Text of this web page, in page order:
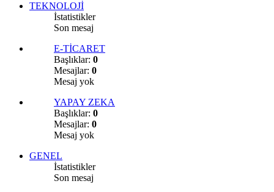
TEKNOLOJİ
İstatistikler
Son mesaj
E-TİCARET
Başlıklar: 0
Mesajlar: 0
Mesaj yok
YAPAY ZEKA
Başlıklar: 0
Mesajlar: 0
Mesaj yok
GENEL
İstatistikler
Son mesaj